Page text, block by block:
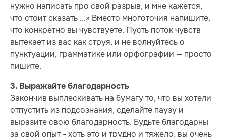
нужно написать про свой разрыв, и мне кажется,
что стоит сказать ...» Вместо многоточия напишите,
что конкретно вы чувствуете. Пусть поток чувств
вытекает из вас как струя, и не волнуйтесь о
пунктуации, грамматике или орфографии — просто
пишите.
3. Выражайте благодарность
Закончив выплескивать на бумагу то, что вы хотели
отпустить из подсознания, сделайте паузу и
выразите свою благодарность. Будьте благодарны
за свой опыт - хоть это и трудно и тяжело, вы очень